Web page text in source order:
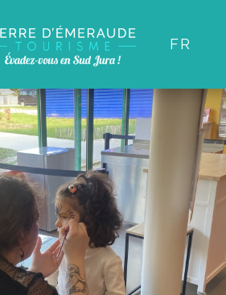
FR
cookies